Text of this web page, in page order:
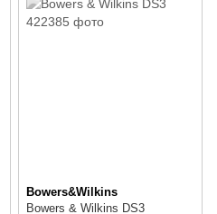
Bowers&Wilkins
Bowers & Wilkins DS3